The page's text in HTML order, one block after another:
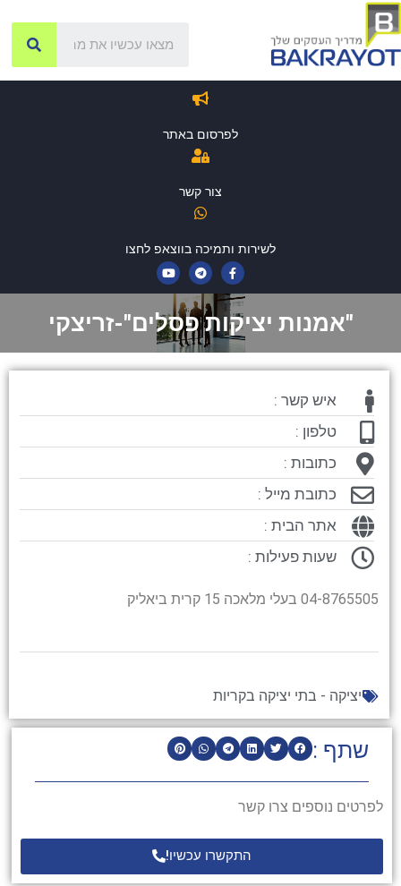
לפרסום באתר
צור קשר
לשירות ותמיכה בווצאפ לחצו
"אמנות יציקות פסלים"-זריצקי
שתף :
לפרטים נוספים צרו קשר
התקשרו עכשיו!
איש קשר :
טלפון :
כתובות :
כתובת מייל :
אתר הבית :
שעות פעילות :
04-8765505 בעלי מלאכה 15 קרית ביאליק
יציקה - בתי יציקה בקריות